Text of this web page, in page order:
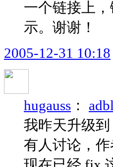
一个链接上
示。谢谢！
2005-12-31 10:18
hugauss ：
我昨天升级
有人讨论，